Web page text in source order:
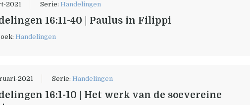
2021 Serie:Handelingen
16:11-40 | Paulus in Filippi
Handelingen
2021 Serie:Handelingen
16:1-10 | Het werk van de soevereine